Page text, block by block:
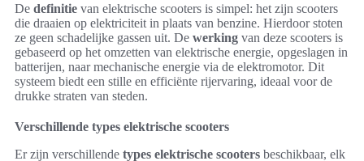
De definitie van elektrische scooters is simpel: het zijn scooters
die draaien op elektriciteit in plaats van benzine. Hierdoor stoten
ze geen schadelijke gassen uit. De werking van deze scooters is
gebaseerd op het omzetten van elektrische energie, opgeslagen in
batterijen, naar mechanische energie via de elektromotor. Dit
systeem biedt een stille en efficiënte rijervaring, ideaal voor de
drukke straten van steden.
Verschillende types elektrische scooters
Er zijn verschillende types elektrische scooters beschikbaar, elk